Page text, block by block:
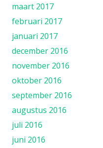
maart 2017
februari 2017
januari 2017
december 2016
november 2016
oktober 2016
september 2016
augustus 2016
juli 2016
juni 2016